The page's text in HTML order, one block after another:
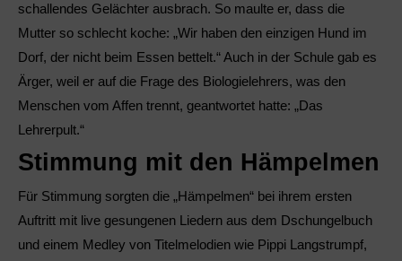
schallendes Gelächter ausbrach. So maulte er, dass die
Mutter so schlecht koche: „Wir haben den einzigen Hund im
Dorf, der nicht beim Essen bettelt.“ Auch in der Schule gab es
Ärger, weil er auf die Frage des Biologielehrers, was den
Menschen vom Affen trennt, geantwortet hatte: „Das
Lehrerpult.“
Stimmung mit den Hämpelmen
Für Stimmung sorgten die „Hämpelmen“ bei ihrem ersten
Auftritt mit live gesungenen Liedern aus dem Dschungelbuch
und einem Medley von Titelmelodien wie Pippi Langstrumpf,